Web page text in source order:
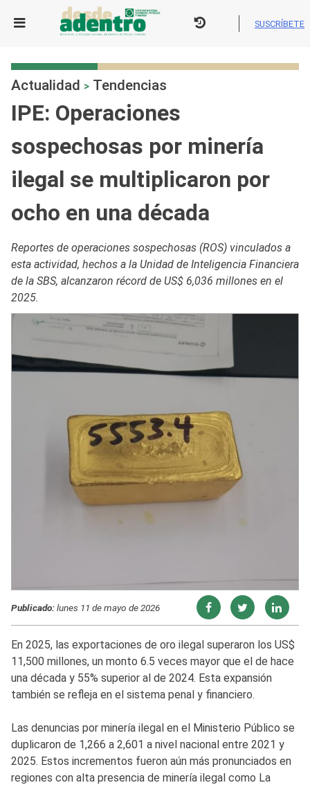
SUSCRÍBETE
Actualidad > Tendencias
IPE: Operaciones
sospechosas por minería
ilegal se multiplicaron por
ocho en una década
Reportes de operaciones sospechosas (ROS) vinculados a
esta actividad, hechos a la Unidad de Inteligencia Financiera
de la SBS, alcanzaron récord de US$ 6,036 millones en el
2025.
Publicado:lunes 11 de mayo de 2026
En 2025, las exportaciones de oro ilegal superaron los US$
11,500 millones, un monto 6.5 veces mayor que el de hace
una década y 55% superior al de 2024. Esta expansión
también se refleja en el sistema penal y financiero.
Las denuncias por minería ilegal en el Ministerio Público se
duplicaron de 1,266 a 2,601 a nivel nacional entre 2021 y
2025. Estos incrementos fueron aún más pronunciados en
regiones con alta presencia de minería ilegal como La